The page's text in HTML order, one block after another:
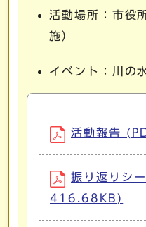
活動場所：市役
施）
イベント：川の
活動報告
振り返りシ
416.68KB)